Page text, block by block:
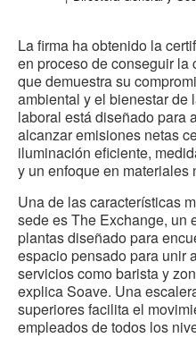
La firma ha obtenido la
en proceso de conseguir la
que demuestra su
ambiental y el bienestar de
laboral está diseñado para
alcanzar emisiones netas
iluminación eficiente,
y un enfoque en materiales
Una de las características
sede es The Exchange, un
plantas diseñado para
espacio pensado para unir
servicios como barista y
explica Soave. Una
superiores facilita el
empleados de todos los